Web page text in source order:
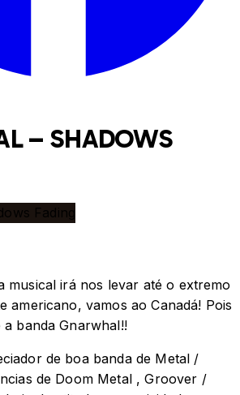
– SHADOWS
musical irá nos levar até o extremo
americano, vamos ao Canadá! Pois
banda Gnarwhal!!
de boa banda de Metal /
de Doom Metal , Groover /